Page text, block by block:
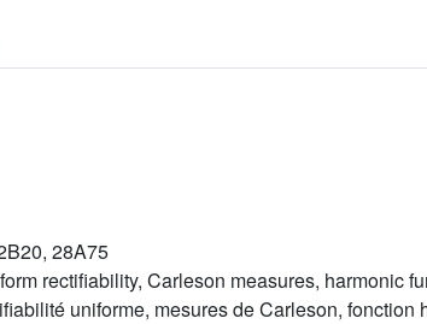
28A75
rectifiability, Carleson measures, harmonic
uniforme, mesures de Carleson, fonction